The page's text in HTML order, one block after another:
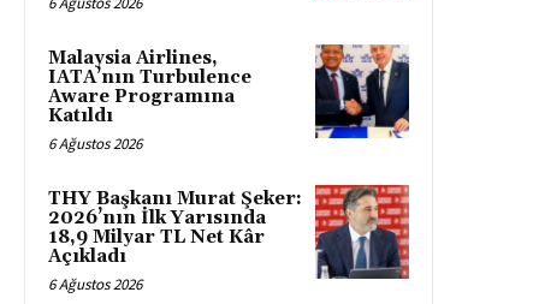
Malaysia Airlines,
IATA’nın Turbulence
Aware Programına
Katıldı
6 Ağustos 2026
THY Başkanı Murat Şeker:
2026’nın İlk Yarısında
18,9 Milyar TL Net Kâr
Açıkladı
6 Ağustos 2026